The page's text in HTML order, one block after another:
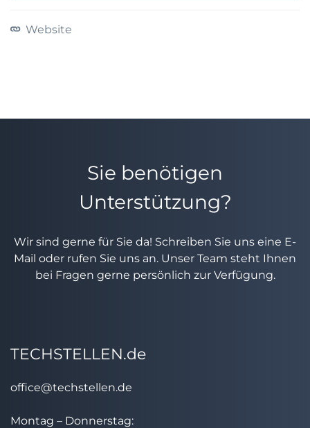
Website
Sie benötigen
Unterstützung?
Wir sind gerne für Sie da! Schreiben Sie uns eine E-
Mail oder rufen Sie uns an. Unser Team steht Ihnen
bei Fragen gerne persönlich zur Verfügung.
TECHSTELLEN.de
office@techstellen.de
Montag – Donnerstag: